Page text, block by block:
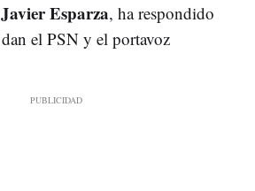
Javier Esparza, ha respondido
dan el PSN y el portavoz